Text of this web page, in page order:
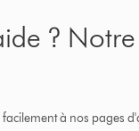
?
à nos pages